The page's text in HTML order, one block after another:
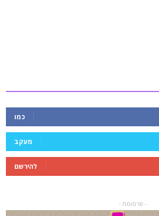
כמו
מעקב
להירשם
- פרסומת -